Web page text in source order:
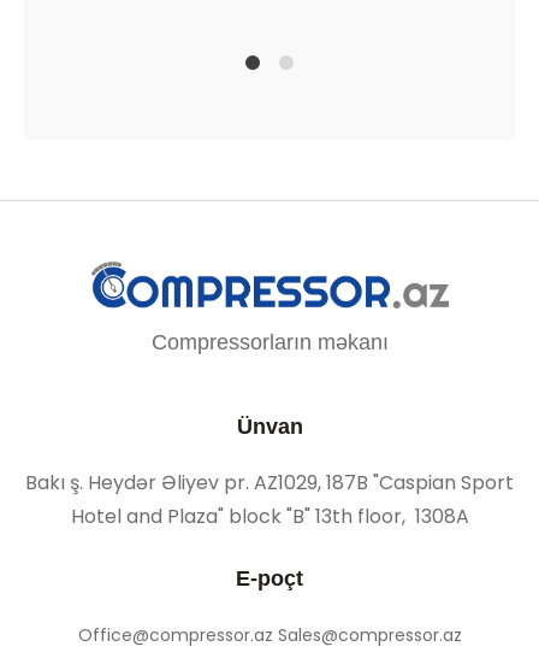
Compressorların məkanı
Ünvan
Bakı ş. Heydər Əliyev pr. AZ1029, 187B "Caspian Sport
Hotel and Plaza" block "B" 13th floor, 1308A
E-poçt
Office@compressor.az Sales@compressor.az